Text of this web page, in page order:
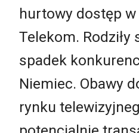
hurtowy dostęp
Telekom. Rodziły
spadek
Niemiec. Obawy
rynku